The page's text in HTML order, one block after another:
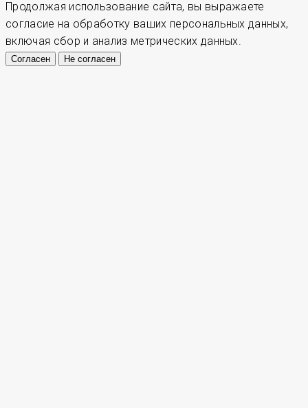
Продолжая использование сайта, вы выражаете
согласие на обработку ваших персональных данных,
включая сбор и анализ метрических данных.
Согласен Не согласен